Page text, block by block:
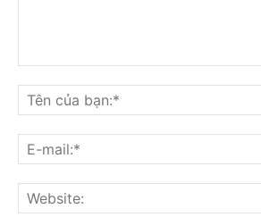
nghĩ
gì
về
bài
viết
này?